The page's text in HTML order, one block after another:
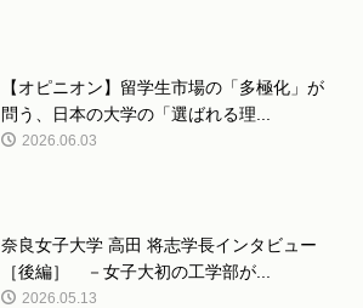
【オピニオン】留学生市場の「多極化」が
問う、日本の大学の「選ばれる理...
2026.06.03
奈良女子大学 高田 将志学長インタビュー
［後編］ －女子大初の工学部が...
2026.05.13